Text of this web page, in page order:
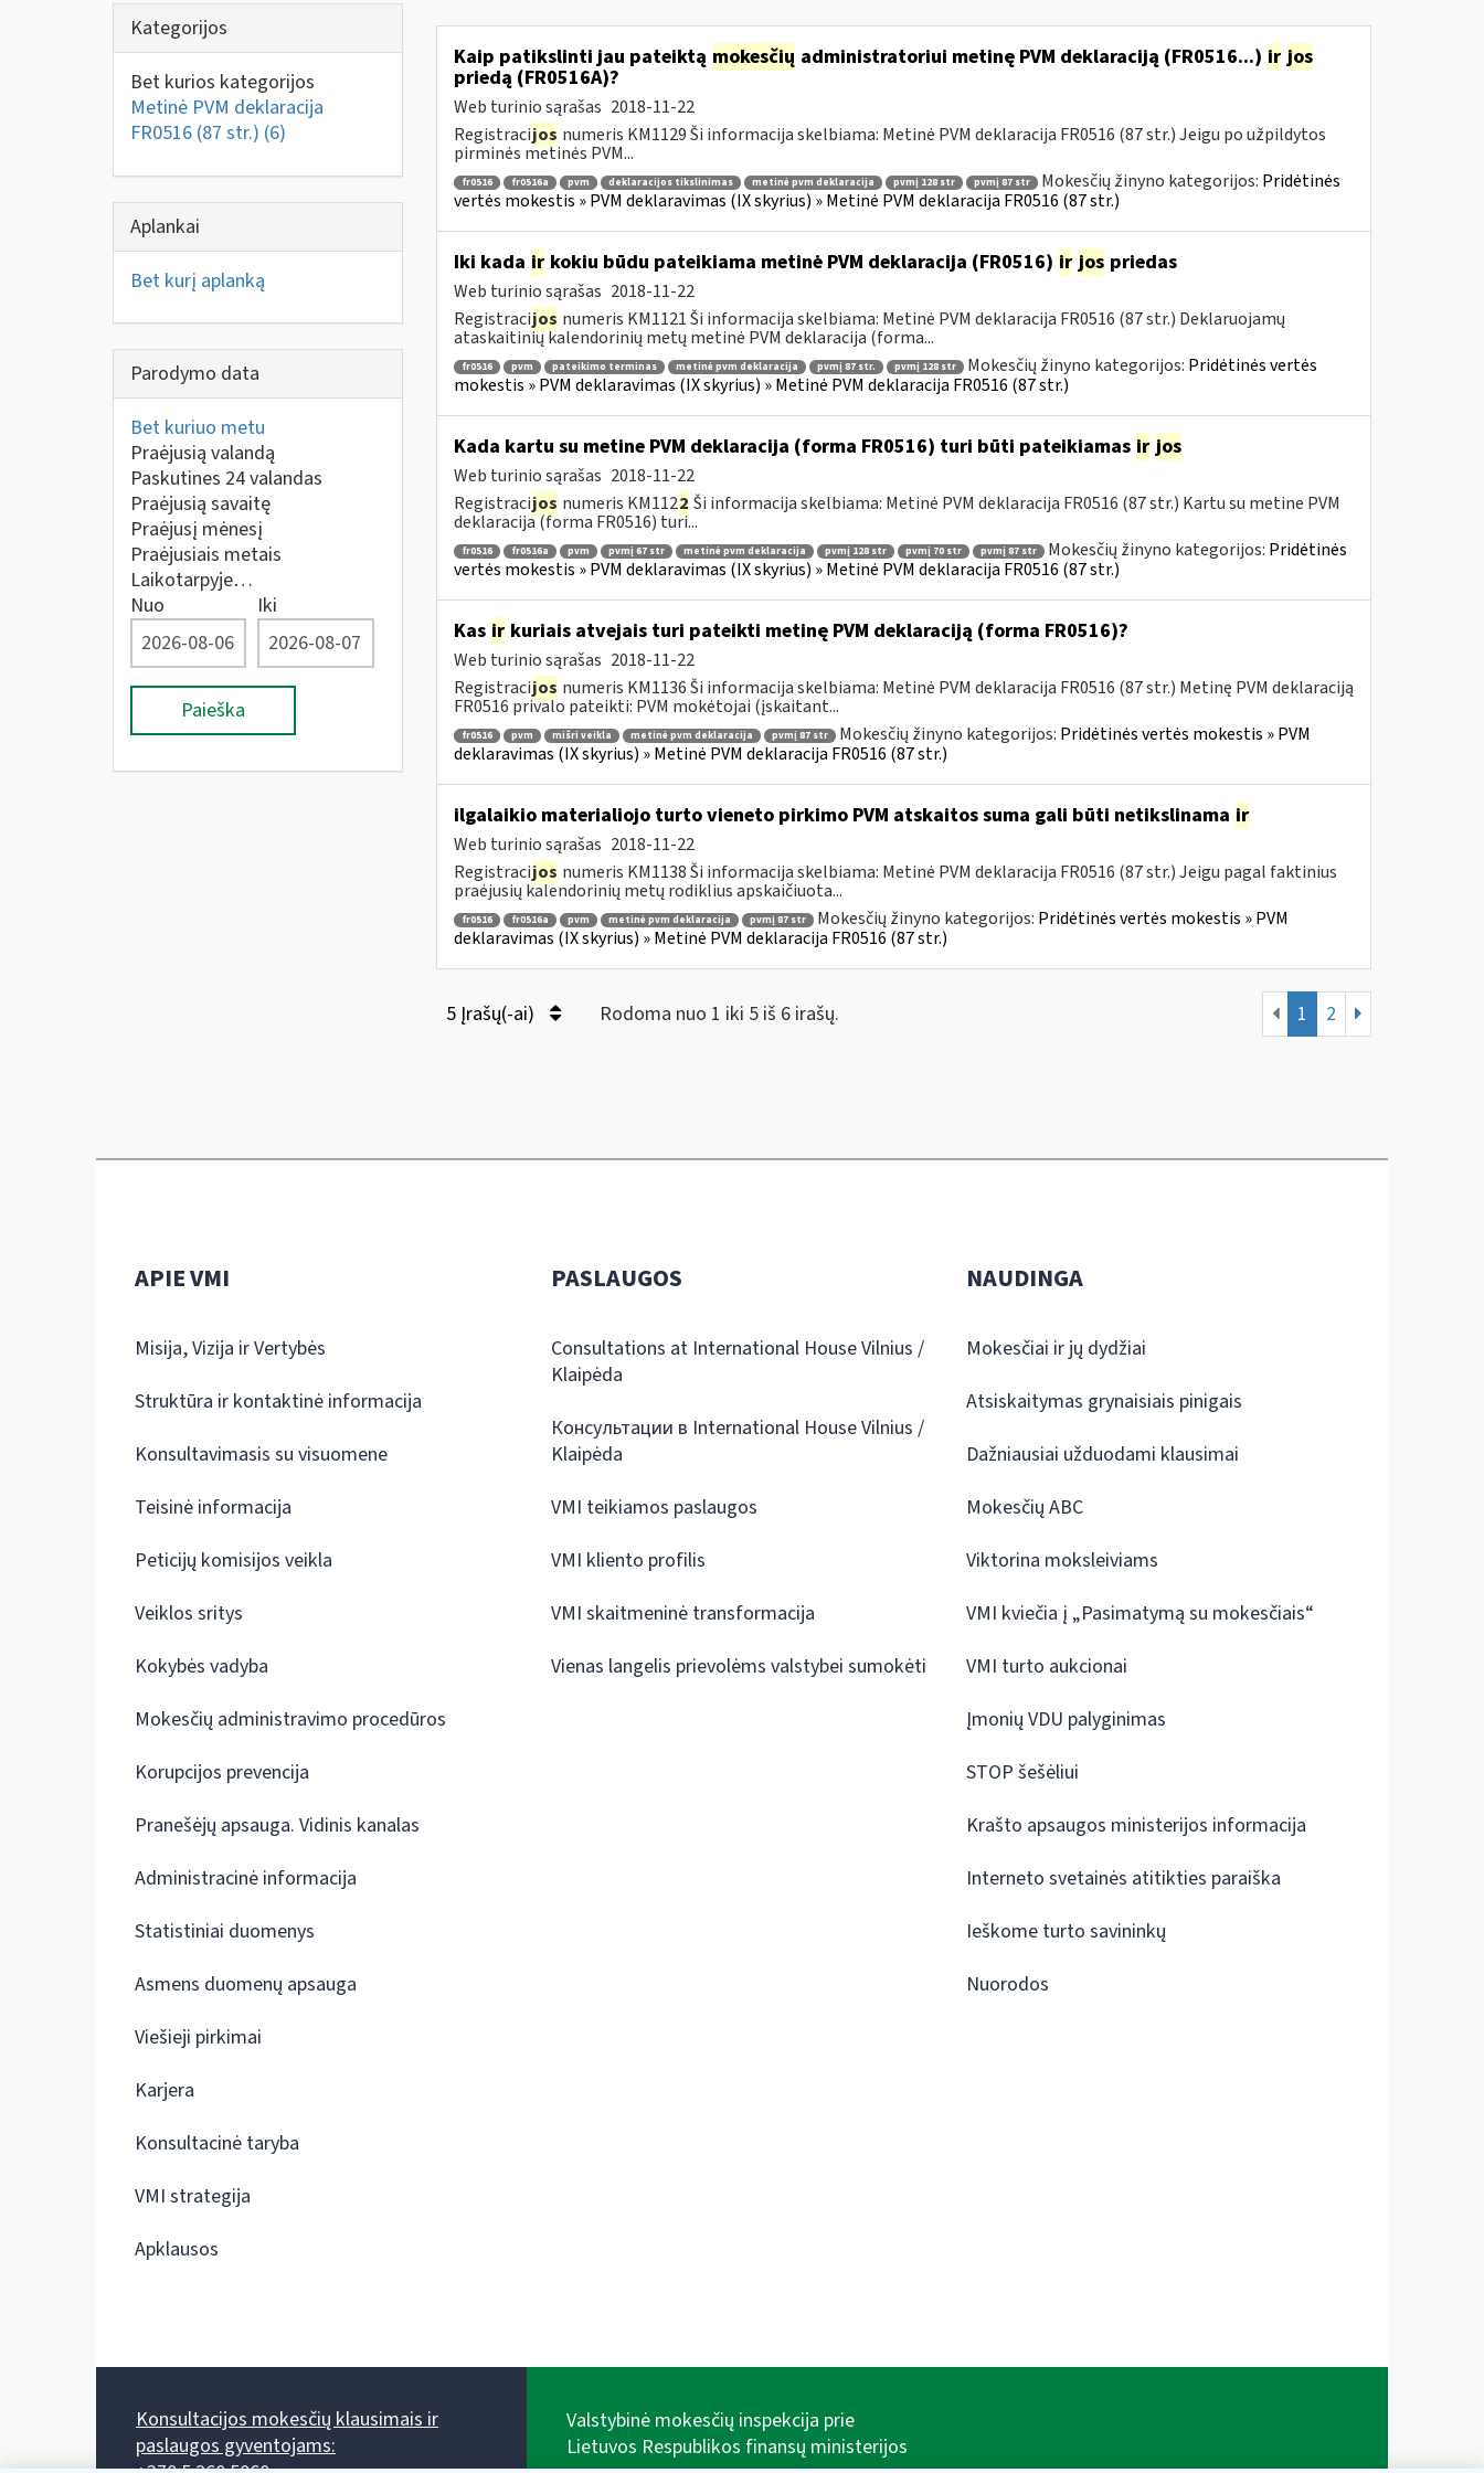
Kategorijos
Bet kurios kategorijos
Metinė PVM deklaracija
FR0516 (87 str.) (6)
Aplankai
Bet kurį aplanką
Parodymo data
Bet kuriuo metu
Praėjusią valandą
Paskutines 24 valandas
Praėjusią savaitę
Praėjusį mėnesį
Praėjusiais metais
Laikotarpyje…
Nuo
Iki
Paieška
Kaip patikslinti jau pateiktą mokesčių administratoriui metinę PVM deklaraciją (FR0516...) ir jos
priedą (FR0516A)?
Web turinio sąrašas 2018-11-22
Registracijos numeris KM1129 Ši informacija skelbiama: Metinė PVM deklaracija FR0516 (87 str.) Jeigu po užpildytos
pirminės metinės PVM...
fr0516 fr0516a pvm deklaracijos tikslinimas metinė pvm deklaracija pvmį 128 str pvmį 87 str Mokesčių žinyno kategorijos: Pridėtinės
vertės mokestis » PVM deklaravimas (IX skyrius) » Metinė PVM deklaracija FR0516 (87 str.)
Iki kada irkokiu būdu pateikiama metinė PVM deklaracija (FR0516) ir jos priedas
Web turinio sąrašas 2018-11-22
Registracijos numeris KM1121 Ši informacija skelbiama: Metinė PVM deklaracija FR0516 (87 str.) Deklaruojamų
ataskaitinių kalendorinių metų metinė PVM deklaracija (forma...
fr0516 pvm pateikimo terminas metinė pvm deklaracija pvmį 87 str. pvmį 128 str Mokesčių žinyno kategorijos: Pridėtinės vertės
mokestis » PVM deklaravimas (IX skyrius) » Metinė PVM deklaracija FR0516 (87 str.)
Kada kartu su metine PVM deklaracija (forma FR0516) turi būti pateikiamas ir jos
Web turinio sąrašas 2018-11-22
Registracijos numeris KM1122 Ši informacija skelbiama: Metinė PVM deklaracija FR0516 (87 str.) Kartu su metine PVM
deklaracija (forma FR0516) turi...
fr0516 fr0516a pvm pvmį 67 str metinė pvm deklaracija pvmį 128 str pvmį 70 str pvmį 87 str Mokesčių žinyno kategorijos: Pridėtinės
vertės mokestis » PVM deklaravimas (IX skyrius) » Metinė PVM deklaracija FR0516 (87 str.)
Kas irkuriais atvejais turi pateikti metinę PVM deklaraciją (forma FR0516)?
Web turinio sąrašas 2018-11-22
Registracijos numeris KM1136 Ši informacija skelbiama: Metinė PVM deklaracija FR0516 (87 str.) Metinę PVM deklaraciją
FR0516 privalo pateikti: PVM mokėtojai (įskaitant...
fr0516 pvm mišri veikla metinė pvm deklaracija pvmį 87 str Mokesčių žinyno kategorijos: Pridėtinės vertės mokestis » PVM
deklaravimas (IX skyrius) » Metinė PVM deklaracija FR0516 (87 str.)
ilgalaikio materialiojo turto vieneto pirkimo PVM atskaitos suma gali būti netikslinama ir
Web turinio sąrašas 2018-11-22
Registracijos numeris KM1138 Ši informacija skelbiama: Metinė PVM deklaracija FR0516 (87 str.) Jeigu pagal faktinius
praėjusių kalendorinių metų rodiklius apskaičiuota...
fr0516 fr0516a pvm metinė pvm deklaracija pvmį 87 str Mokesčių žinyno kategorijos: Pridėtinės vertės mokestis » PVM
deklaravimas (IX skyrius) » Metinė PVM deklaracija FR0516 (87 str.)
5 Įrašų(-ai) Rodoma nuo 1 iki 5 iš 6 irašų. 1 2
APIE VMI
Misija, Vizija ir Vertybės
Struktūra ir kontaktinė informacija
Konsultavimasis su visuomene
Teisinė informacija
Peticijų komisijos veikla
Veiklos sritys
Kokybės vadyba
Mokesčių administravimo procedūros
Korupcijos prevencija
Pranešėjų apsauga. Vidinis kanalas
Administracinė informacija
Statistiniai duomenys
Asmens duomenų apsauga
Viešieji pirkimai
Karjera
Konsultacinė taryba
VMI strategija
Apklausos
PASLAUGOS
Consultations at International House Vilnius /
Klaipėda
Консультации в International House Vilnius /
Klaipėda
VMI teikiamos paslaugos
VMI kliento profilis
VMI skaitmeninė transformacija
Vienas langelis prievolėms valstybei sumokėti
NAUDINGA
Mokesčiai ir jų dydžiai
Atsiskaitymas grynaisiais pinigais
Dažniausiai užduodami klausimai
Mokesčių ABC
Viktorina moksleiviams
VMI kviečia į „Pasimatymą su mokesčiais“
VMI turto aukcionai
Įmonių VDU palyginimas
STOP šešėliui
Krašto apsaugos ministerijos informacija
Interneto svetainės atitikties paraiška
Ieškome turto savininkų
Nuorodos
Konsultacijos mokesčių klausimais ir
paslaugos gyventojams:
Valstybinė mokesčių inspekcija prie
Lietuvos Respublikos finansų ministerijos